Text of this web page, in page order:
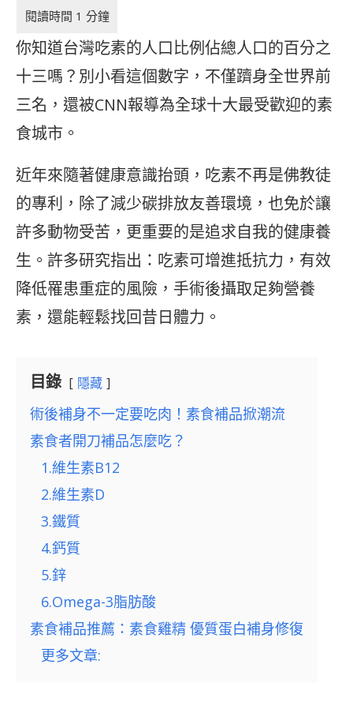
你知道台灣吃素的人口比例佔總人口的百分之
十三嗎？別小看這個數字，不僅躋身全世界前
三名，還被CNN報導為全球十大最受歡迎的素
食城市。
近年來隨著健康意識抬頭，吃素不再是佛教徒
的專利，除了減少碳排放友善環境，也免於讓
許多動物受苦，更重要的是追求自我的健康養
生。許多研究指出：吃素可增進抵抗力，有效
降低罹患重症的風險，手術後攝取足夠營養
素，還能輕鬆找回昔日體力。
目錄 隱藏
術後補身不一定要吃肉！素食補品掀潮流
素食者開刀補品怎麼吃？
1.維生素B12
2.維生素D
3.鐵質
4.鈣質
5.鋅
6.Omega-3脂肪酸
素食補品推薦：素食雞精 優質蛋白補身修復
更多文章: